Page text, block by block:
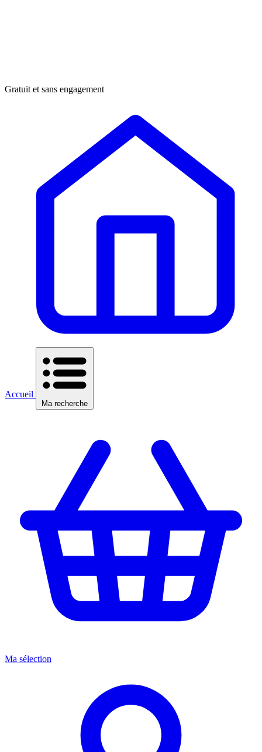
Gratuit et sans engagement
Accueil
Ma recherche
Ma sélection